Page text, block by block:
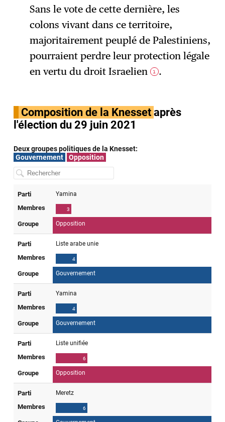
Sans le vote de cette dernière, les
colons vivant dans ce territoire,
majoritairement peuplé de Palestiniens,
pourraient perdre leur protection légale
en vertu du droit Israelien
1 .